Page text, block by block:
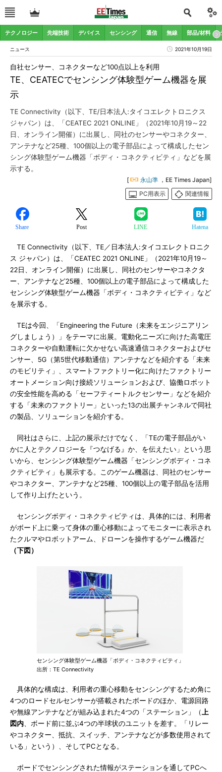
テクノロジー 先端技術 デバイス センシング 通信 無線 部品/材料
ニュース 2021年10月19日
TE、CEATECでセンシング体験型ゲーム機器を展
示
自社センサー、コネクターなど100点以上を利用
TE Connectivity（以下、TE/日本法人:タイコエレクトロニクス
ジャパン）は、「CEATEC 2021 ONLINE」（2021年10月19～22
日、オンライン開催）に出展し、同社のセンサーやコネクター、
アンテナなど25種、100個以上の電子部品によって構成したセン
シング体験型ゲーム機器「ボディ・コネクティビティ」などを展
示する。
[ 永山準 ，EE Times Japan]
PC用表示
関連情報
Share Post LINE Hatena
TE Connectivity（以下、TE／日本法人:タイコエレクトロニク
ス ジャパン）は、「CEATEC 2021 ONLINE」（2021年10月19～
22日、オンライン開催）に出展し、同社のセンサーやコネクタ
ー、アンテナなど25種、100個以上の電子部品によって構成した
センシング体験型ゲーム機器「ボディ・コネクティビティ」など
を展示する。
TEは今回、「Engineering the Future（未来をエンジニアリン
グしましょう）」をテーマに出展。電動化ニーズに向けた高電圧
コネクターや自動運転に欠かせない高速通信コネクターおよびセ
ンサー、5G（第5世代移動通信）アンテナなどを紹介する「未来
のモビリティ」、スマートファクトリー化に向けたファクトリー
オートメーション向け接続ソリューションおよび、協働ロボット
の安全性能を高める「セーフティートルクセンサー」などを紹介
する「未来のファクトリー」といった13の出展チャンネルで同社
の製品、ソリューションを紹介する。
同社はさらに、上記の展示だけでなく、「TEの電子部品がい
かに人とテクノロジーを『つなげる』か、を伝えたい」という思
いから、センシング体験型ゲーム機器「センシングボディ・コネ
クティビティ」も展示する。このゲーム機器は、同社のセンサー
やコネクター、アンテナなど25種、100個以上の電子部品を活用
して作り上げたという。
センシングボディ・コネクティビティは、具体的には、利用者
がボード上に乗って身体の重心移動によってモニターに表示され
たクルマやロボットアーム、ドローンを操作するゲーム機器だ
（下図）
センシング体験型ゲーム機器「ボディ・コネクティビティ」
出所：TE Connectivity
具体的な構成は、利用者の重心移動をセンシングするため角に
4つのロードセルセンサーが搭載されたボードのほか、電源回路
や無線アンテナなどが組み込まれた4つの「ステーション」（
上
図内 、ボード前に並ぶ4つの半球状のユニットを差す。「リレー
やコネクター、抵抗、スイッチ、アンテナなどが多数使用されて
いる」という）、そしてPCとなる。
ボードでセンシングされた情報がステーションを通してPCへ